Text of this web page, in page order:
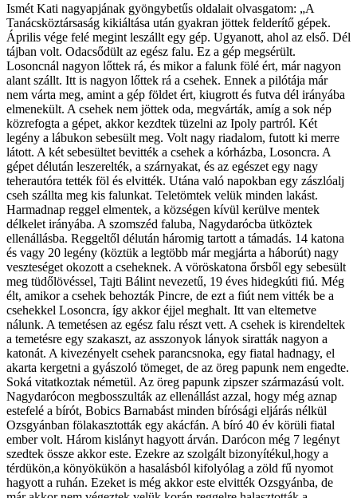
Ismét Kati nagyapjának gyöngybetűs oldalait olvasgatom: „A
Tanácsköztársaság kikiáltása után gyakran jöttek felderítő gépek.
Április vége felé megint leszállt egy gép. Ugyanott, ahol az első. Dél
tájban volt. Odacsődült az egész falu. Ez a gép megsérült.
Losoncnál nagyon lőttek rá, és mikor a falunk fölé ért, már nagyon
alant szállt. Itt is nagyon lőttek rá a csehek. Ennek a pilótája már
nem várta meg, amint a gép földet ért, kiugrott és futva dél irányába
elmenekült. A csehek nem jöttek oda, megvárták, amíg a sok nép
közrefogta a gépet, akkor kezdtek tüzelni az Ipoly partról. Két
legény a lábukon sebesült meg. Volt nagy riadalom, futott ki merre
látott. A két sebesültet bevitték a csehek a kórházba, Losoncra. A
gépet délután leszerelték, a szárnyakat, és az egészet egy nagy
teherautóra tették föl és elvitték. Utána való napokban egy zászlóalj
cseh szállta meg kis falunkat. Teletömtek velük minden lakást.
Harmadnap reggel elmentek, a községen kívül kerülve mentek
délkelet irányába. A szomszéd faluba, Nagydarócba ütköztek
ellenállásba. Reggeltől délután háromig tartott a támadás. 14 katona
és vagy 20 legény (köztük a legtöbb már megjárta a háborút) nagy
veszteséget okozott a cseheknek. A vöröskatona őrsből egy sebesült
meg tüdőlövéssel, Tajti Bálint nevezetű, 19 éves hidegkúti fiú. Még
élt, amikor a csehek behozták Pincre, de ezt a fiút nem vitték be a
csehekkel Losoncra, így akkor éjjel meghalt. Itt van eltemetve
nálunk. A temetésen az egész falu részt vett. A csehek is kirendeltek
a temetésre egy szakaszt, az asszonyok lányok siratták nagyon a
katonát. A kivezényelt csehek parancsnoka, egy fiatal hadnagy, el
akarta kergetni a gyászoló tömeget, de az öreg papunk nem engedte.
Soká vitatkoztak németül. Az öreg papunk zipszer származású volt.
Nagydarócon megbosszulták az ellenállást azzal, hogy még aznap
estefelé a bírót, Bobics Barnabást minden bírósági eljárás nélkül
Ozsgyánban fölakasztották egy akácfán. A bíró 40 év körüli fiatal
ember volt. Három kislányt hagyott árván. Darócon még 7 legényt
szedtek össze akkor este. Ezekre az szolgált bizonyítékul,hogy a
térdükön,a könyökükön a hasalásból kifolyólag a zöld fű nyomot
hagyott a ruhán. Ezeket is még akkor este elvitték Ozsgyánba, de